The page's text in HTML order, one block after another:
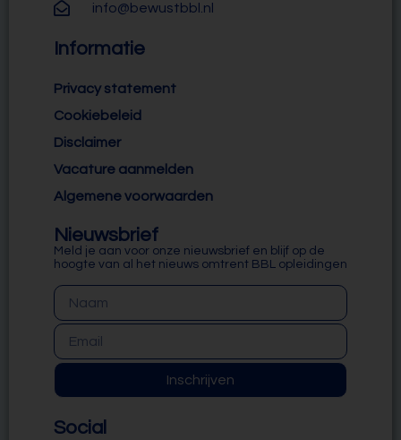
info@bewustbbl.nl
Informatie
Privacy statement
Cookiebeleid
Disclaimer
Vacature aanmelden
Algemene voorwaarden
Nieuwsbrief
Meld je aan voor onze nieuwsbrief en blijf op de
hoogte van al het nieuws omtrent BBL opleidingen
Inschrijven
Social